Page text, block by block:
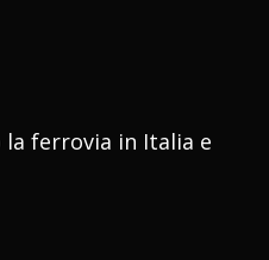
la ferrovia in Italia e